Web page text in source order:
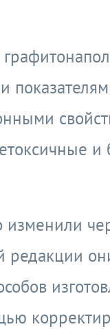
и
изменили
редакции